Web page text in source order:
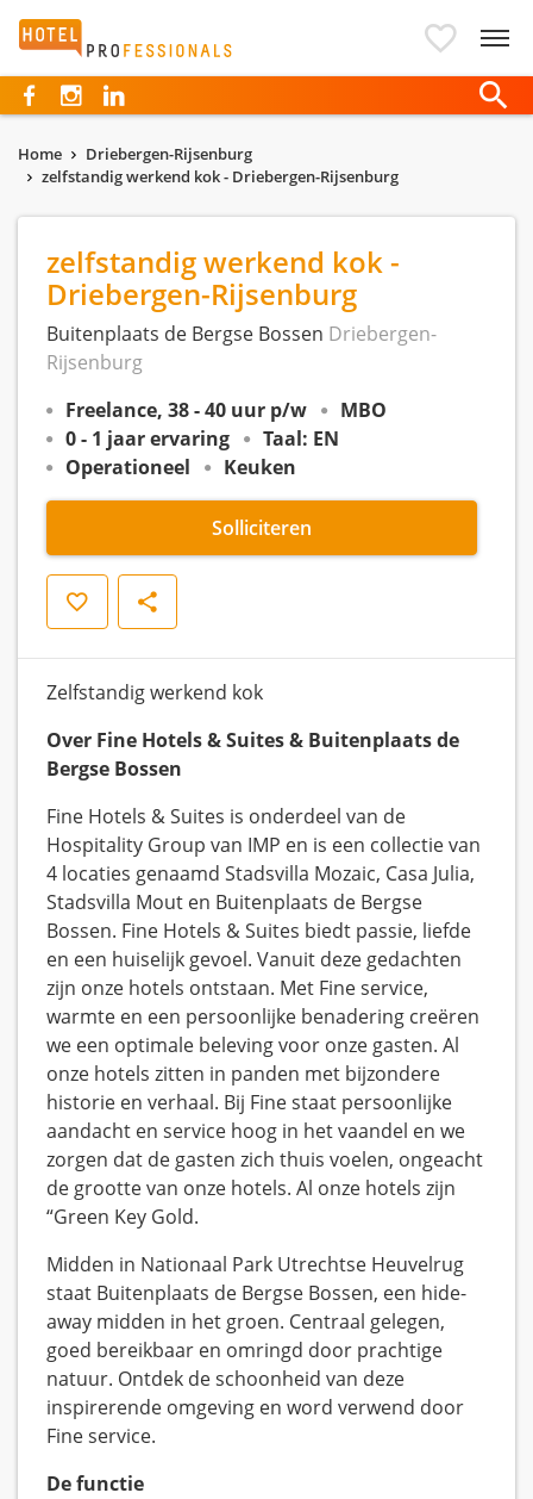
Hotelprofessionals
Home
Driebergen-Rijsenburg
zelfstandig werkend kok - Driebergen-Rijsenburg
zelfstandig werkend kok -
Driebergen-Rijsenburg
Buitenplaats de Bergse Bossen Driebergen-
Rijsenburg
Freelance, 38 - 40 uur p/w
MBO
0 - 1 jaar ervaring
Taal: EN
Operationeel
Keuken
Solliciteren
Opslaan Delen
Zelfstandig werkend kok
Over Fine Hotels & Suites & Buitenplaats de
Bergse Bossen
Fine Hotels & Suites is onderdeel van de
Hospitality Group van IMP en is een collectie van
4 locaties genaamd Stadsvilla Mozaic, Casa Julia,
Stadsvilla Mout en Buitenplaats de Bergse
Bossen. Fine Hotels & Suites biedt passie, liefde
en een huiselijk gevoel. Vanuit deze gedachten
zijn onze hotels ontstaan. Met Fine service,
warmte en een persoonlijke benadering creëren
we een optimale beleving voor onze gasten. Al
onze hotels zitten in panden met bijzondere
historie en verhaal. Bij Fine staat persoonlijke
aandacht en service hoog in het vaandel en we
zorgen dat de gasten zich thuis voelen, ongeacht
de grootte van onze hotels. Al onze hotels zijn
“Green Key Gold.
Midden in Nationaal Park Utrechtse Heuvelrug
staat Buitenplaats de Bergse Bossen, een hide-
away midden in het groen. Centraal gelegen,
goed bereikbaar en omringd door prachtige
natuur. Ontdek de schoonheid van deze
inspirerende omgeving en word verwend door
Fine service.
De functie